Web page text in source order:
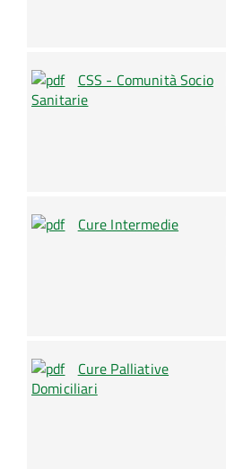
CSS - Comunità Socio
Sanitarie
Cure Intermedie
Cure Palliative
Domiciliari